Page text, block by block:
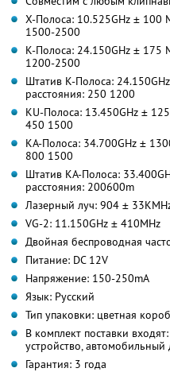
X-Полоса: 10.525GHz ± 100
1500-2500
K-Полоса: 24.150GHz ± 175
1200-2500
Штатив K-Полоса:
расстояния: 250 1200
KU-Полоса: 13.450GHz ±
450 1500
KA-Полоса: 34.700GHz ±
800 1500
Штатив KA-Полоса:
расстояния: 200600m
Лазерный луч: 904 ±
VG-2: 11.150GHz ± 410MHz
Двойная беспроводная
Питание: DC 12V
Напряжение: 150-250mA
Язык: Русский
Тип упаковки: цветная
В комплект поставки
устройство, автомобильный
Гарантия: 3 года